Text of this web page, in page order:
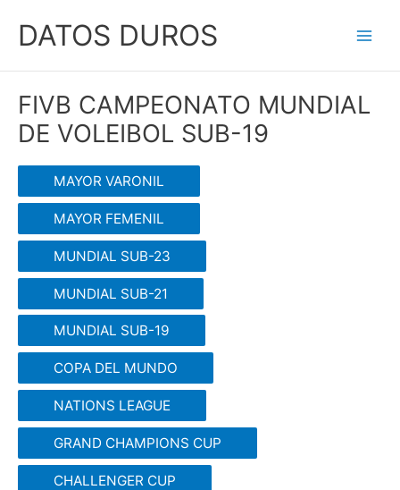
DATOS DUROS
FIVB CAMPEONATO MUNDIAL
DE VOLEIBOL SUB-19
MAYOR VARONIL
MAYOR FEMENIL
MUNDIAL SUB-23
MUNDIAL SUB-21
MUNDIAL SUB-19
COPA DEL MUNDO
NATIONS LEAGUE
GRAND CHAMPIONS CUP
CHALLENGER CUP